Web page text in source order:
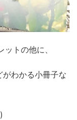
トの他に、
がわかる小冊子な